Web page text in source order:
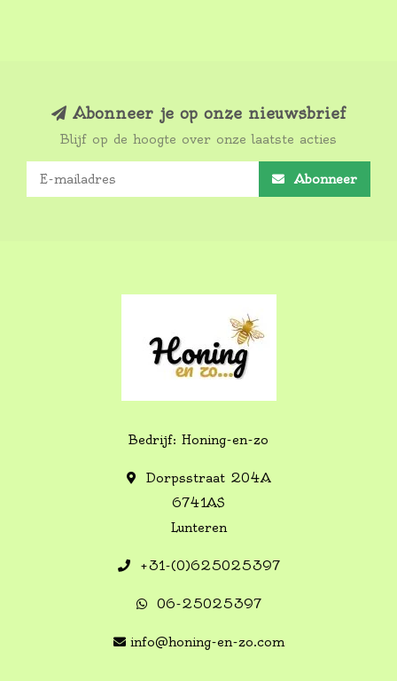
Abonneer je op onze nieuwsbrief
Blijf op de hoogte over onze laatste acties
Abonneer
Bedrijf: Honing-en-zo
Dorpsstraat 204A
6741AS
Lunteren
+31-(0)625025397
06-25025397
info@honing-en-zo.com